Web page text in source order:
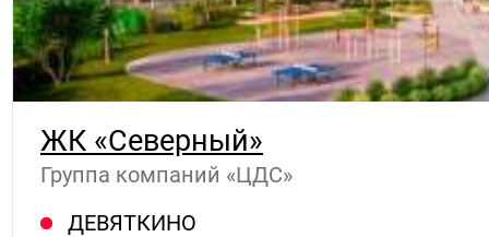
ЖК «Северный»
Группа компаний «ЦДС»
ДЕВЯТКИНО